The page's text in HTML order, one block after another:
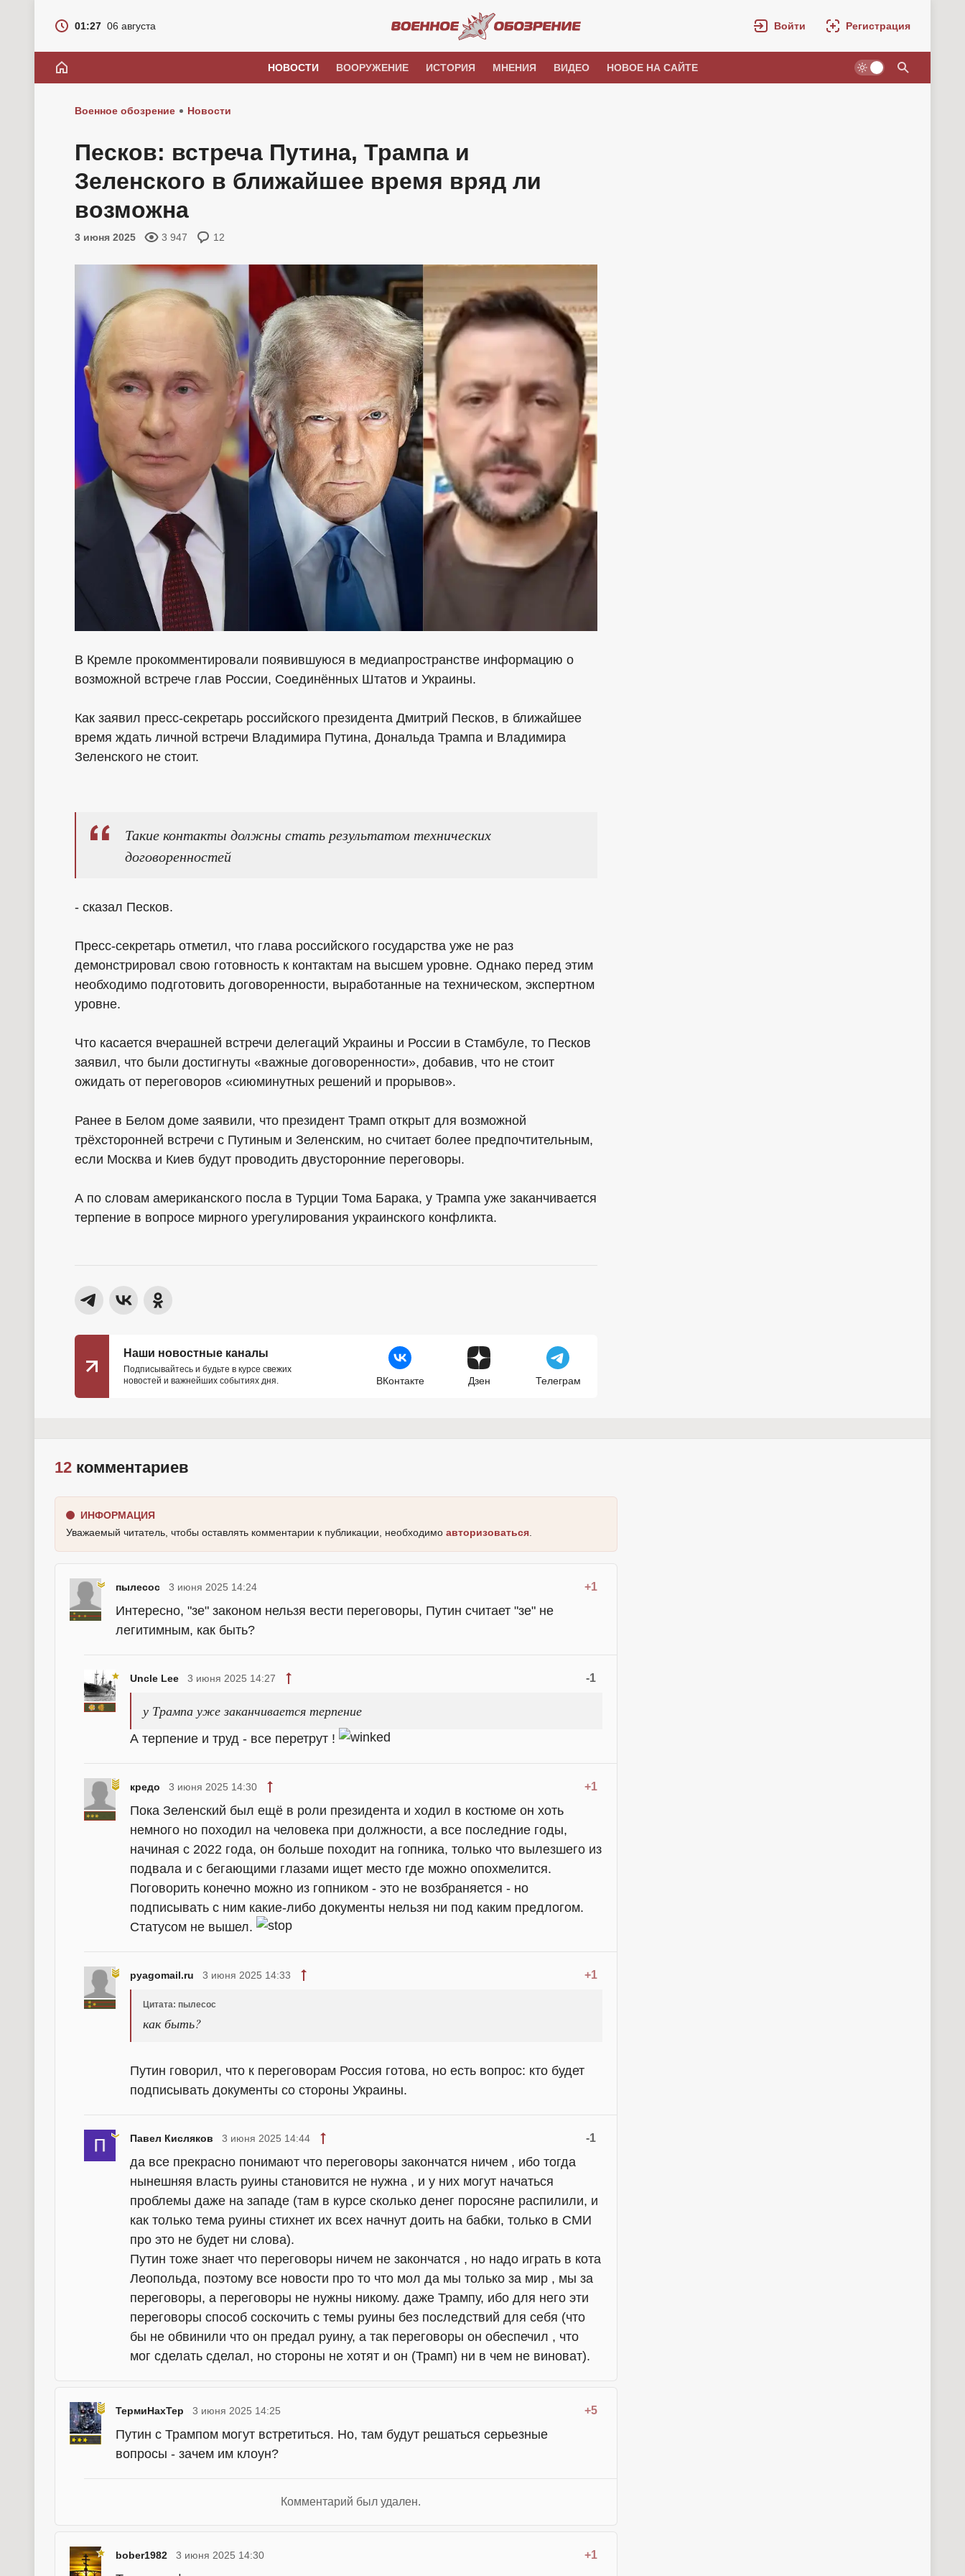
01:27 06 августа Войти Регистрация
НОВОСТИ ВООРУЖЕНИЕ ИСТОРИЯ МНЕНИЯ ВИДЕО НОВОЕ НА САЙТЕ
Военное обозрение Новости
Песков: встреча Путина, Трампа и
Зеленского в ближайшее время вряд ли
возможна
3 июня 2025 3 947 12
В Кремле прокомментировали появившуюся в медиапространстве информацию о
возможной встрече глав России, Соединённых Штатов и Украины.
Как заявил пресс-секретарь российского президента Дмитрий Песков, в ближайшее
время ждать личной встречи Владимира Путина, Дональда Трампа и Владимира
Зеленского не стоит.
Такие контакты должны стать результатом технических
договоренностей
- сказал Песков.
Пресс-секретарь отметил, что глава российского государства уже не раз
демонстрировал свою готовность к контактам на высшем уровне. Однако перед этим
необходимо подготовить договоренности, выработанные на техническом, экспертном
уровне.
Что касается вчерашней встречи делегаций Украины и России в Стамбуле, то Песков
заявил, что были достигнуты «важные договоренности», добавив, что не стоит
ожидать от переговоров «сиюминутных решений и прорывов».
Ранее в Белом доме заявили, что президент Трамп открыт для возможной
трёхсторонней встречи с Путиным и Зеленским, но считает более предпочтительным,
если Москва и Киев будут проводить двусторонние переговоры.
А по словам американского посла в Турции Тома Барака, у Трампа уже заканчивается
терпение в вопросе мирного урегулирования украинского конфликта.
Наши новостные каналы
Подписывайтесь и будьте в курсе свежих
новостей и важнейших событиях дня.
ВКонтакте Дзен Телеграм
12 комментариев
ИНФОРМАЦИЯ
Уважаемый читатель, чтобы оставлять комментарии к публикации, необходимо авторизоваться
пылесос +1
3 июня 2025 14:24
Интересно, "зе" законом нельзя вести переговоры, Путин считает "зе" не
легитимным, как быть?
Uncle Lee -1
3 июня 2025 14:27
у Трампа уже заканчивается терпение
А терпение и труд - все перетрут !
кредо +1
3 июня 2025 14:30
Пока Зеленский был ещё в роли президента и ходил в костюме он хоть
немного но походил на человека при должности, а все последние годы,
начиная с 2022 года, он больше походит на гопника, только что вылезшего из
подвала и с бегающими глазами ищет место где можно опохмелится.
Поговорить конечно можно из гопником - это не возбраняется - но
подписывать с ним какие-либо документы нельзя ни под каким предлогом.
Статусом не вышел.
pyagomail.ru +1
3 июня 2025 14:33
Цитата: пылесос
как быть?
Путин говорил, что к переговорам Россия готова, но есть вопрос: кто будет
подписывать документы со стороны Украины.
Павел Кисляков -1
3 июня 2025 14:44
да все прекрасно понимают что переговоры закончатся ничем , ибо тогда
нынешняя власть руины становится не нужна , и у них могут начаться
проблемы даже на западе (там в курсе сколько денег поросяне распилили, и
как только тема руины стихнет их всех начнут доить на бабки, только в СМИ
про это не будет ни слова).
Путин тоже знает что переговоры ничем не закончатся , но надо играть в кота
Леопольда, поэтому все новости про то что мол да мы только за мир , мы за
переговоры, а переговоры не нужны никому. даже Трампу, ибо для него эти
переговоры способ соскочить с темы руины без последствий для себя (что
бы не обвинили что он предал руину, а так переговоры он обеспечил , что
мог сделать сделал, но стороны не хотят и он (Трамп) ни в чем не виноват).
ТермиНахТер +5
3 июня 2025 14:25
Путин с Трампом могут встретиться. Но, там будут решаться серьезные
вопросы - зачем им клоун?
Комментарий был удален.
bober1982 +1
3 июня 2025 14:30